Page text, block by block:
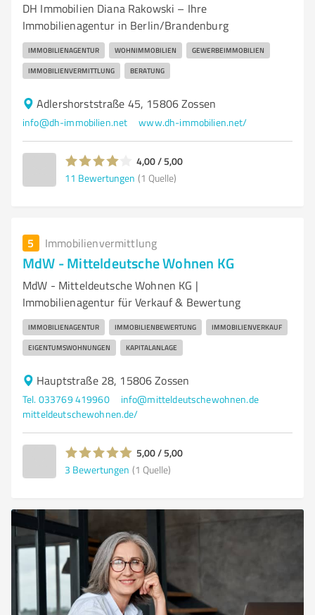
DH Immobilien Diana Rakowski – Ihre
Immobilienagentur in Berlin/Brandenburg
IMMOBILIENAGENTUR WOHNIMMOBILIEN GEWERBEIMMOBILIEN
IMMOBILIENVERMITTLUNG BERATUNG
Adlershorststraße 45, 15806 Zossen
info@dh-immobilien.net www.dh-immobilien.net/
4,00 / 5,00
11 Bewertungen (1 Quelle)
5 Immobilienvermittlung
MdW - Mitteldeutsche Wohnen KG
MdW - Mitteldeutsche Wohnen KG |
Immobilienagentur für Verkauf & Bewertung
IMMOBILIENAGENTUR IMMOBILIENBEWERTUNG IMMOBILIENVERKAUF
EIGENTUMSWOHNUNGEN KAPITALANLAGE
Hauptstraße 28, 15806 Zossen
Tel. 033769 419960
info@mitteldeutschewohnen.de
mitteldeutschewohnen.de/
5,00 / 5,00
3 Bewertungen (1 Quelle)